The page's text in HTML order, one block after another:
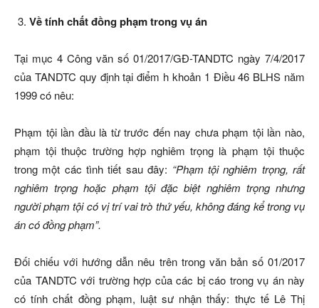
Về tính chất đồng phạm trong vụ án
Tại mục 4 Công văn số 01/2017/GĐ-TANDTC ngày 7/4/2017
của TANDTC quy định tại điểm h khoản 1 Điều 46 BLHS năm
1999 có nêu:
Phạm tội lần đầu là từ trước đến nay chưa phạm tội lần nào,
phạm tội thuộc trường hợp nghiêm trọng là phạm tội thuộc
trong một các tình tiết sau đây: “Phạm tội nghiêm trọng, rất
nghiêm trọng hoặc phạm tội đặc biệt nghiêm trọng nhưng
người phạm tội có vị trí vai trò thứ yếu, không đáng kể trong vụ
án có đồng phạm”.
Đối chiếu với hướng dẫn nêu trên trong văn bản số 01/2017
của TANDTC với trường hợp của các bị cáo trong vụ án này
có tính chất đồng phạm, luật sư nhận thấy: thực tế Lê Thị